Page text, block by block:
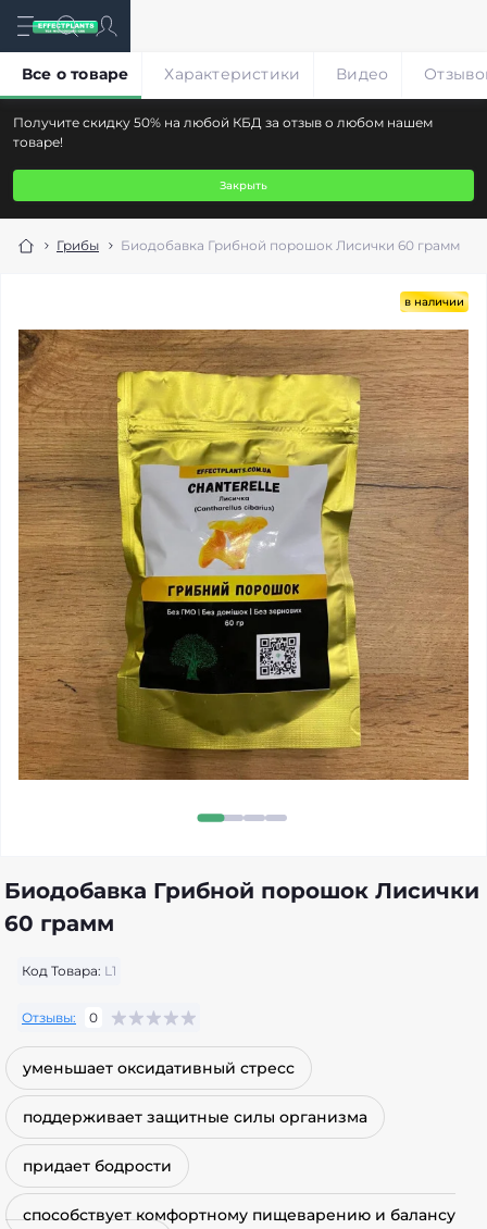
Получите скидку 50% на любой КБД за отзыв о любом нашем
товаре!
Закрыть
Грибы Биодобавка Грибной порошок Лисички 60 грамм
Все о товаре Характеристики Видео
в наличии
Биодобавка Грибной порошок Лисички
60 грамм
Код Товара: L1
Отзывы: 0
уменьшает оксидативный стресс
поддерживает защитные силы организма
придает бодрости
способствует комфортному пищеварению и балансу